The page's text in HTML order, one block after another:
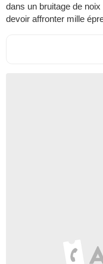
dans un bruitage de
devoir affronter mille